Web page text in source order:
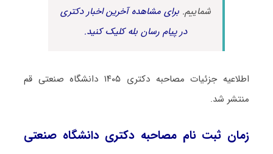
شماییم.برای مشاهده آخرین اخبار دکتری
در پیام رسان بله کلیک کنید.
اطلاعیه جزئیات مصاحبه دکتری ۱۴۰۵ دانشگاه صنعتی قم
منتشر شد.
زمان ثبت نام مصاحبه دکتری دانشگاه صنعتی